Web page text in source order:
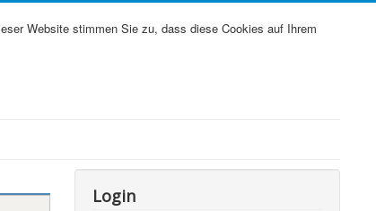
Website stimmen Sie zu, dass diese Cookies auf Ihrem
Login